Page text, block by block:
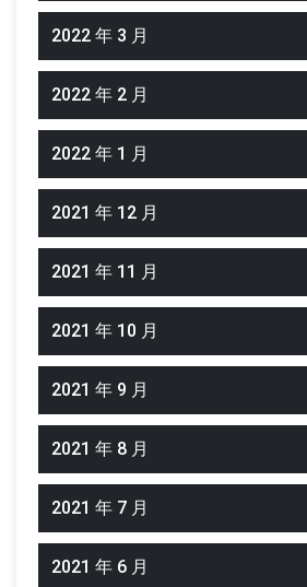
2022 年 3 月
2022 年 2 月
2022 年 1 月
2021 年 12 月
2021 年 11 月
2021 年 10 月
2021 年 9 月
2021 年 8 月
2021 年 7 月
2021 年 6 月